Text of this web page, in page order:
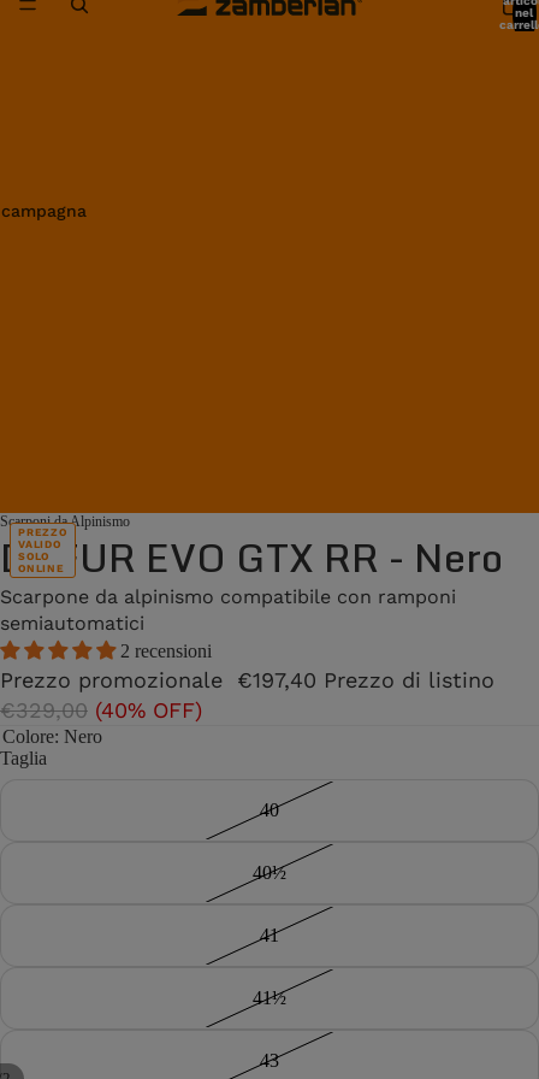
nel
PREZZO
VALIDO
SOLO
ONLINE
Scarponi da Alpinismo
DUFUR EVO GTX RR - Nero
Scarpone da alpinismo compatibile con ramponi
semiautomatici
2 recensioni
Prezzo promozionale €197,40 Prezzo di listino
€329,00 (40% OFF)
Colore: Nero
Taglia
40
40½
41
41½
43